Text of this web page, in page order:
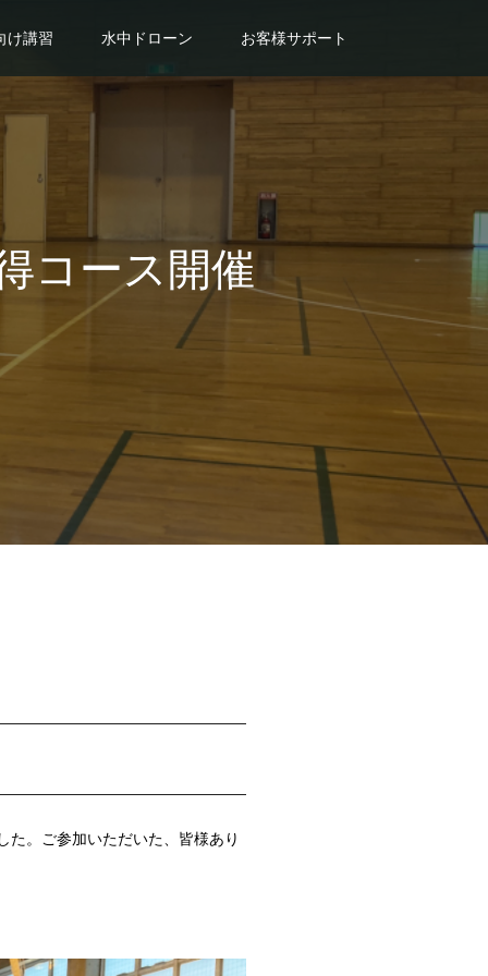
け講習 水中ドローン お客様サポート
コース開催
た。ご参加いただいた、皆様あり